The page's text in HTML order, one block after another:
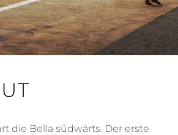
die Bella südwärts. Der erste